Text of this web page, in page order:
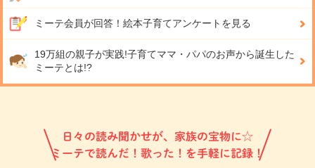
ミーテ会員が回答！ 絵本子育てアンケートを見る
19万組の親子が実践!子育てママ・パパのお声から誕生した
ミーテとは!?
日々の読み聞かせが、家族の宝物に☆
ミーテで読んだ！歌った！を手軽に記録！